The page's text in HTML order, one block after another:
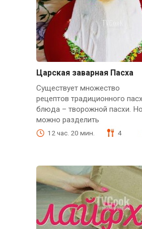
Царская заварная Пасха
Существует множество
рецептов традиционного
блюда – творожной пасхи.
можно разделить
12 час. 20 мин. 4